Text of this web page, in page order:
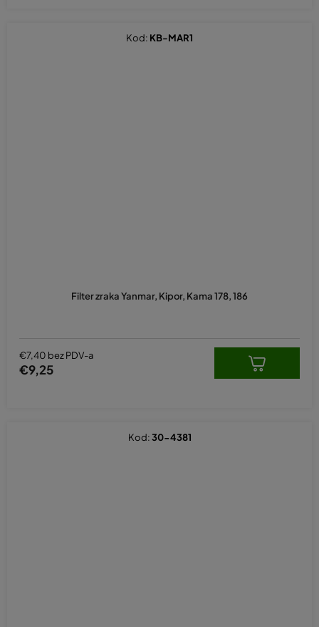
Filter zraka Yanmar, Kipor, Kama 178, 186
€7,40 bez PDV-a
€9,25
Kod: KB-MAR1
Kod:30-4381